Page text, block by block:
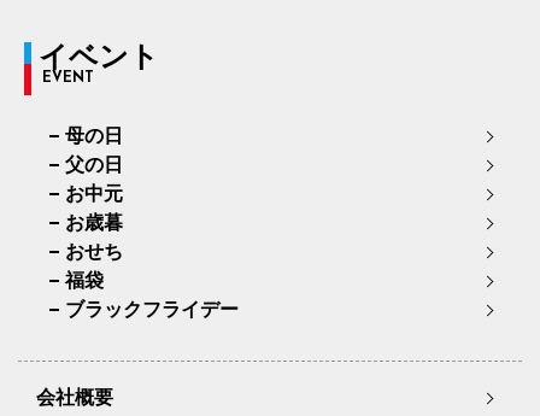
イベント
EVENT
母の日
父の日
お中元
お歳暮
おせち
福袋
ブラックフライデー
会社概要